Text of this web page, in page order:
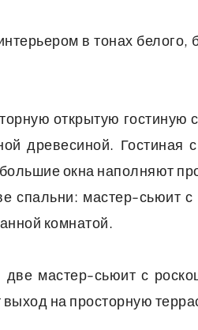
в тонах
открытую
древесиной.
окна наполняют
спальни: мастер-сьюит
комнатой.
две мастер-сьюит с
на просторную